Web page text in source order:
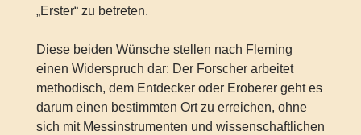
„Erster“ zu betreten.
Diese beiden Wünsche stellen nach Fleming
einen Widerspruch dar: Der Forscher arbeitet
methodisch, dem Entdecker oder Eroberer geht es
darum einen bestimmten Ort zu erreichen, ohne
sich mit Messinstrumenten und wissenschaftlichen